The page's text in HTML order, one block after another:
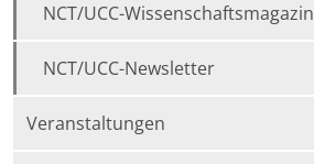
NCT/UCC-Wissenschaftsmagazin
NCT/UCC-Newsletter
Veranstaltungen